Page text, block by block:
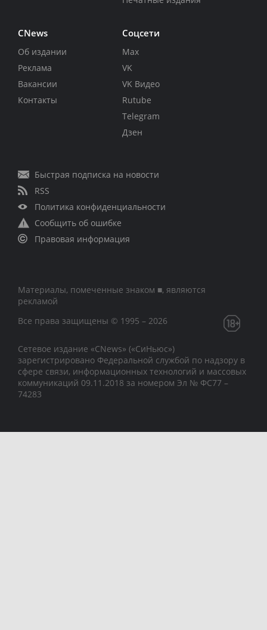
CNews
Об издании
Реклама
Вакансии
Контакты
Соцсети
Max
VK
VK Видео
Rutube
Telegram
Дзен
Быстрая подписка на новости
RSS
Политика конфиденциальности
Сообщить об ошибке
Правовая информация
Материалы, помеченные знаком ■, являются
рекламой
Все права защищены © 1995 – 2026
Сетевое издание «CNews» («СиНьюс»)
зарегистрировано Федеральной службой по надзору в
сфере связи, информационных технологий и массовых
коммуникаций 09.11.2018 за номером Эл № ФС77 –
74283